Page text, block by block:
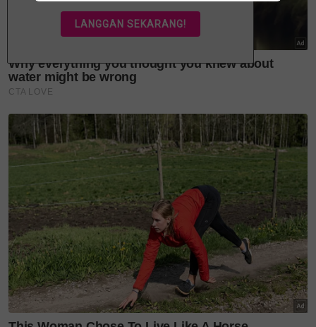
Aina Abdul yang membawa pulang empat trofi
utama turut menyifatkan Siti sebagai sumber
Menjawab perkara itu, Siti melahirkan rasa terharu
muda.
"Terima kasih kepada Aina kerana sudi mengiktiraf
saya dalam anugerah yang dimenanginya. Saya juga
melalui proses yang sama. Kalau tiada artis
terdahulu yang menjadi inspirasi, mungkin saya
tidak sampai ke tahap ini.
"Dalam dunia seni, setiap insan saling memberi
inspirasi. Saya sendiri menjadikan Ziana Zain, Datuk
Aishah dan ramai lagi penyanyi hebat sebagai
pembakar semangat untuk berjaya.